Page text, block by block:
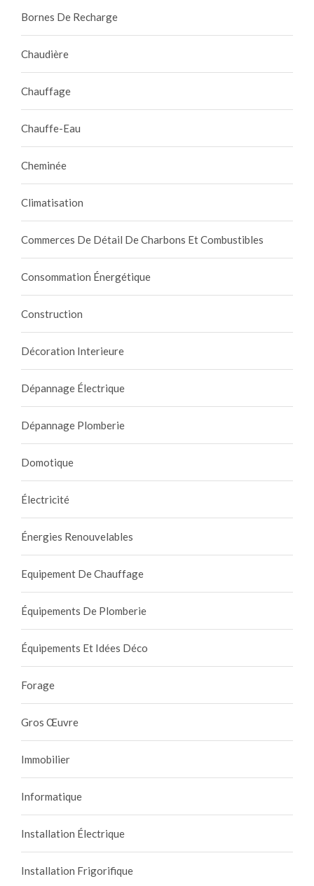
Bornes De Recharge
Chaudière
Chauffage
Chauffe-Eau
Cheminée
Climatisation
Commerces De Détail De Charbons Et Combustibles
Consommation Énergétique
Construction
Décoration Interieure
Dépannage Électrique
Dépannage Plomberie
Domotique
Électricité
Énergies Renouvelables
Equipement De Chauffage
Équipements De Plomberie
Équipements Et Idées Déco
Forage
Gros Œuvre
Immobilier
Informatique
Installation Électrique
Installation Frigorifique